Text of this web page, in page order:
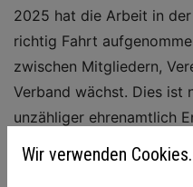
2025 hat die Arbeit in
richtig Fahrt
zwischen Mitgliedern,
Verband wächst. Dies ist
unzähliger ehrenamtlich
Wir verwenden Cookies.